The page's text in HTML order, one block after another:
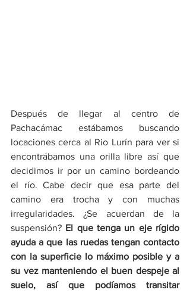
Después de llegar al centro de
Pachacámac estábamos buscando
locaciones cerca al Rio Lurín para ver si
encontrábamos una orilla libre así que
decidimos ir por un camino bordeando
el río. Cabe decir que esa parte del
camino era trocha y con muchas
irregularidades. ¿Se acuerdan de la
suspensión? El que tenga un eje rígido
ayuda a que las ruedas tengan contacto
con la superficie lo máximo posible y a
su vez manteniendo el buen despeje al
suelo, así que podíamos transitar